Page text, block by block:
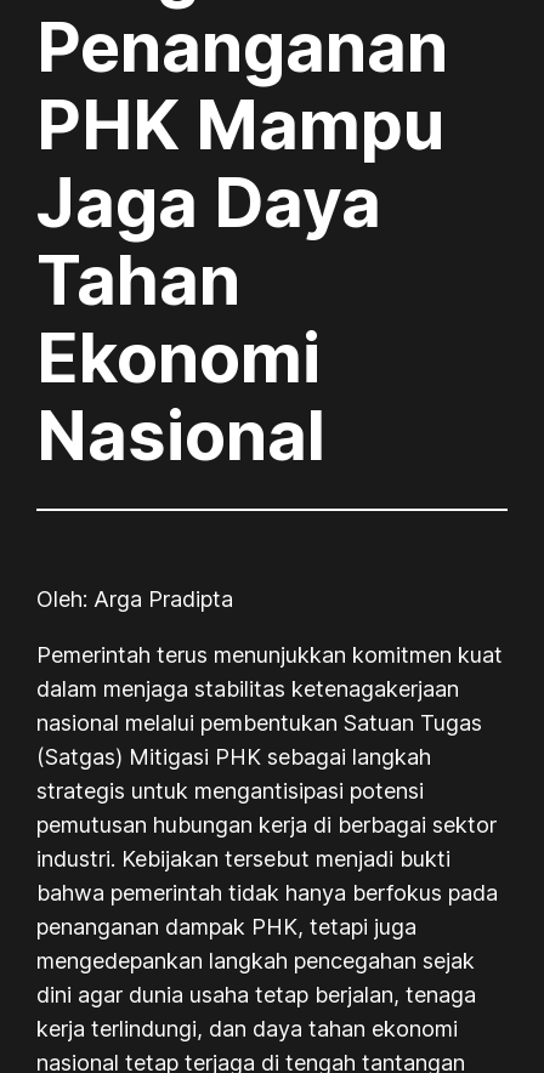
Penanganan
PHK Mampu
Jaga Daya
Tahan
Ekonomi
Nasional
Oleh: Arga Pradipta
Pemerintah terus menunjukkan komitmen kuat
dalam menjaga stabilitas ketenagakerjaan
nasional melalui pembentukan Satuan Tugas
(Satgas) Mitigasi PHK sebagai langkah
strategis untuk mengantisipasi potensi
pemutusan hubungan kerja di berbagai sektor
industri. Kebijakan tersebut menjadi bukti
bahwa pemerintah tidak hanya berfokus pada
penanganan dampak PHK, tetapi juga
mengedepankan langkah pencegahan sejak
dini agar dunia usaha tetap berjalan, tenaga
kerja terlindungi, dan daya tahan ekonomi
nasional tetap terjaga di tengah tantangan